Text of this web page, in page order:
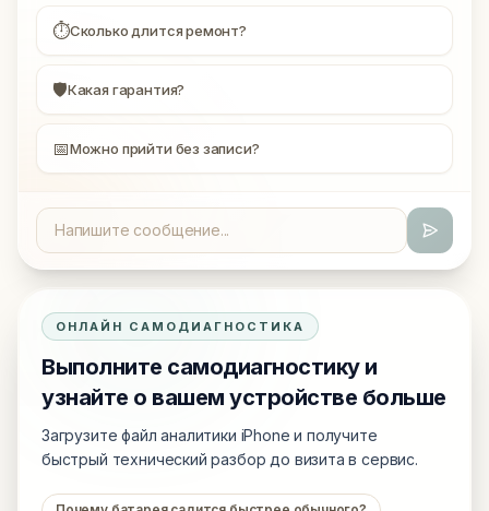
⏱Сколько длится ремонт?
🛡Какая гарантия?
📅Можно прийти без записи?
ОНЛАЙН САМОДИАГНОСТИКА
Выполните самодиагностику и
узнайте о вашем устройстве больше
Загрузите файл аналитики iPhone и получите
быстрый технический разбор до визита в сервис.